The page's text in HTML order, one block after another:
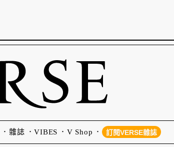
雜誌 VIBES V Shop 訂閱VERSE雜誌